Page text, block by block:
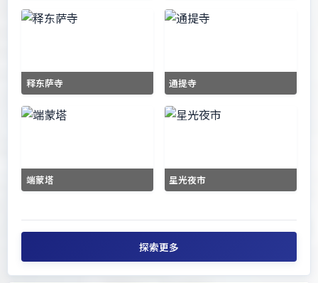
释东萨寺 通提寺
端蒙塔 星光夜市
探索更多